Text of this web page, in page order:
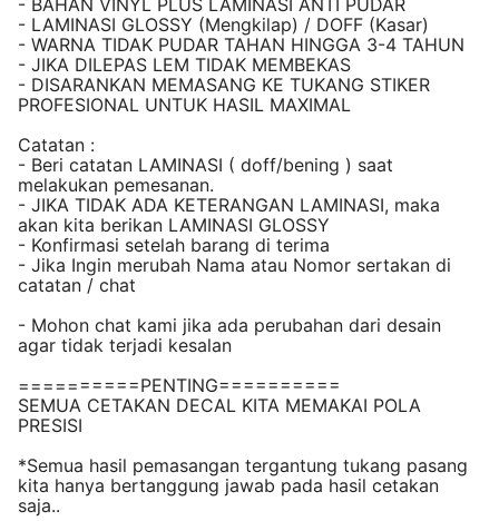
- BAHAN VINYL PLUS LAMINASI ANTI PUDAR
- LAMINASI GLOSSY (Mengkilap) / DOFF (Kasar)
- WARNA TIDAK PUDAR TAHAN HINGGA 3-4 TAHUN
- JIKA DILEPAS LEM TIDAK MEMBEKAS
- DISARANKAN MEMASANG KE TUKANG STIKER
PROFESIONAL UNTUK HASIL MAXIMAL
Catatan :
- Beri catatan LAMINASI ( doff/bening ) saat
melakukan pemesanan.
- JIKA TIDAK ADA KETERANGAN LAMINASI, maka
akan kita berikan LAMINASI GLOSSY
- Konfirmasi setelah barang di terima
- Jika Ingin merubah Nama atau Nomor sertakan di
catatan / chat
- Mohon chat kami jika ada perubahan dari desain
agar tidak terjadi kesalan
==========PENTING==========
SEMUA CETAKAN DECAL KITA MEMAKAI POLA
PRESISI
*Semua hasil pemasangan tergantung tukang pasang
kita hanya bertanggung jawab pada hasil cetakan
saja..